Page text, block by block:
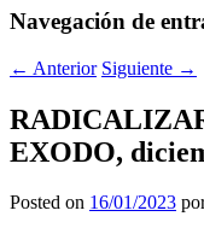
Navegación de
← Anterior Siguiente →
EXODO,
Posted on 16/01/2023